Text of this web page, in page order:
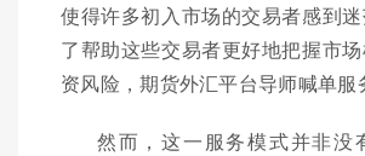
使得许多初入市场的交易者感到
了帮助这些交易者更好地把握市
资风险，期货外汇平台导师喊单服
然而，这一服务模式并非没